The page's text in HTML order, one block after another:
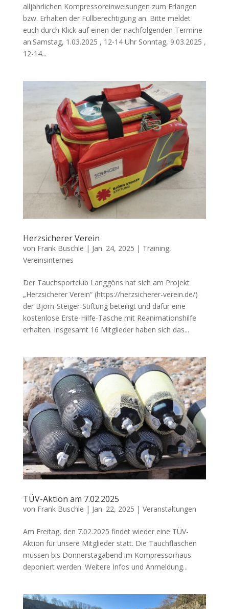
alljährlichen Kompressoreinweisungen zum Erlangen
bzw. Erhalten der Füllberechtigung an. Bitte meldet
euch durch Klick auf einen der nachfolgenden Termine
an:Samstag, 1.03.2025 , 12-14 Uhr Sonntag, 9.03.2025 ,
12-14...
Herzsicherer Verein
von Frank Buschle | Jan. 24, 2025 | Training,
Vereinsinternes
Der Tauchsportclub Langgöns hat sich am Projekt
„Herzsicherer Verein“ (https://herzsicherer-verein.de/)
der Björn-Steiger-Stiftung beteiligt und dafür eine
kostenlose Erste-Hilfe-Tasche mit Reanimationshilfe
erhalten. Insgesamt 16 Mitglieder haben sich das...
TÜV-Aktion am 7.02.2025
von Frank Buschle | Jan. 22, 2025 | Veranstaltungen
Am Freitag, den 7.02.2025 findet wieder eine TÜV-
Aktion für unsere Mitglieder statt. Die Tauchflaschen
müssen bis Donnerstagabend im Kompressorhaus
deponiert werden. Weitere Infos und Anmeldung...